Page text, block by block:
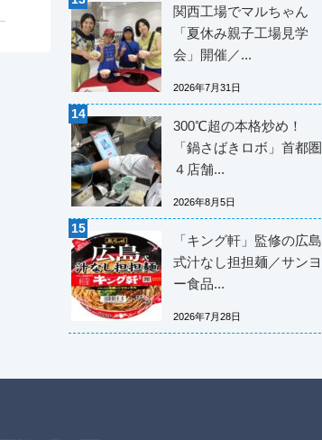
関西工場でマルちゃん
「夏休み親子工場見学
会」開催／...
2026年7月31日
300℃超の本格炒め！
「鍋さばきロボ」首都圏
４店舗...
2026年8月5日
「キング軒」監修の広島
式汁なし担担麺／サンヨ
ー食品...
2026年7月28日